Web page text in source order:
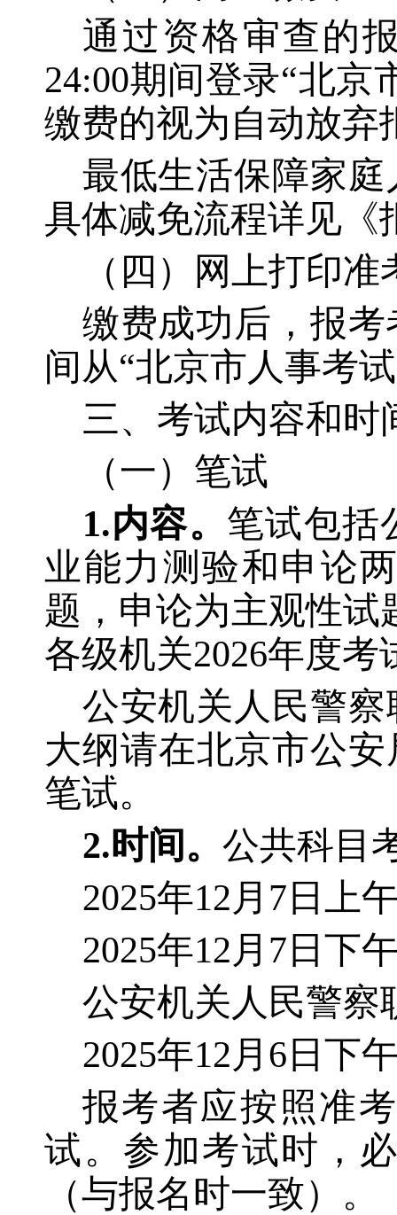
通过资格审查的
24:00期间登录“北
缴费的视为自动放弃
最低生活保障家
具体减免流程详见《
（四）网上打印准
缴费成功后，报考
间从“北京市人事考
三、考试内容和时
（一）笔试
1.内容。 笔试包括
业能力测验和申论
题，申论为主观性试
各级机关2026年度
公安机关人民警
大纲请在北京市公
笔试。
2.时间。 公共科目
2025年12月7日上
2025年12月7日下
公安机关人民警察
2025年12月6日下
报考者应按照准
试。参加考试时，
（与报名时一致） 。